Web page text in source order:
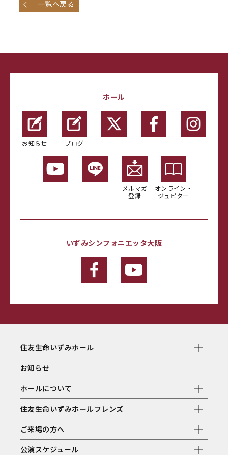
一覧へ戻る
ホール
お知らせ ブログ
メルマガ
登録
オンライン・
ジュピター
いずみシンフォニエッタ大阪
住友生命いずみホール
お知らせ
ホールについて
住友生命いずみホールフレンズ
ご来場の方へ
公演スケジュール